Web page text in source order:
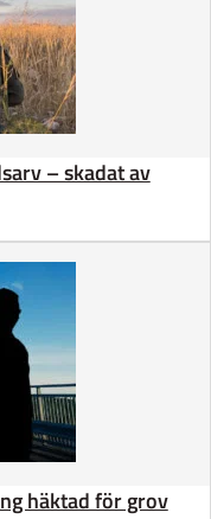
– skadat av
häktad för grov